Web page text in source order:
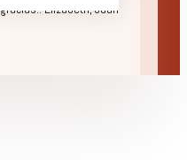
Elizabeth, Juan